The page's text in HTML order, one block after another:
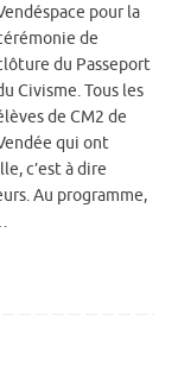
pour la
de
du Passeport
Civisme. Tous les
de CM2 de
qui ont
c’est à dire
Au programme,